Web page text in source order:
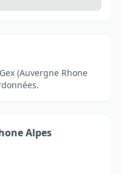
(Auvergne Rhone
Alpes